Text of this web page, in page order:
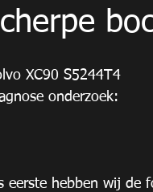
XC90 S5244T4
onderzoek:
eerste hebben wij de